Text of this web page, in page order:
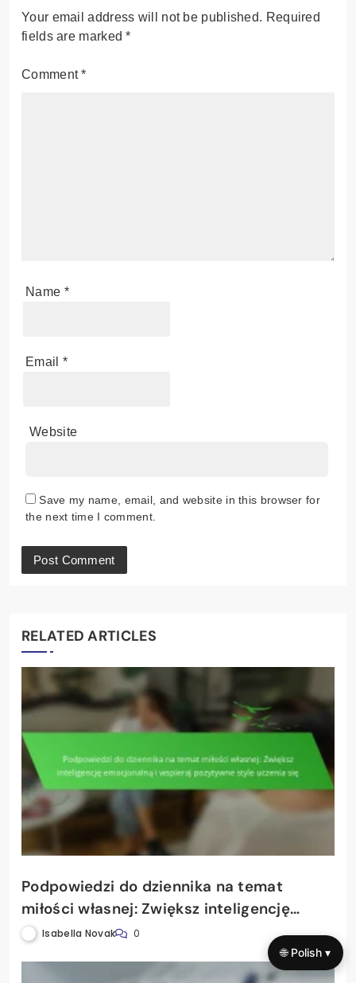
Your email address will not be published. Required
fields are marked*
Comment*
Name *
Email *
Website
Save my name, email, and website in this browser for
the next time I comment.
RELATED ARTICLES
Podpowiedzi do dziennika na temat
miłości własnej: Zwiększ inteligencję
emocjonalną i wspieraj pozytywne style
Isabella Novak
0
🌐 Polish ▾